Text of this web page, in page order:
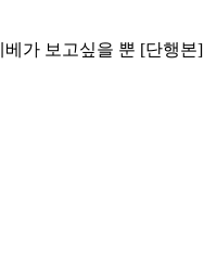
베가 보고싶을 뿐 [단행본]